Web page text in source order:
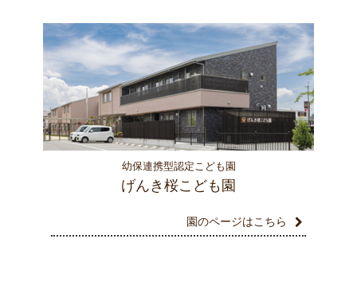
幼保連携型認定こども園
げんき桜こども園
園のページはこちら